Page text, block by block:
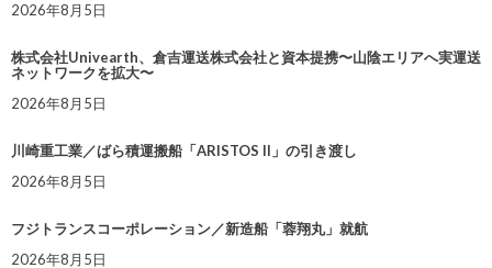
2026年8月5日
株式会社Univearth、倉吉運送株式会社と資本提携〜山陰エリアへ実運送
ネットワークを拡大〜
2026年8月5日
川崎重工業／ばら積運搬船「ARISTOS II」の引き渡し
2026年8月5日
フジトランスコーポレーション／新造船「蓉翔丸」就航
2026年8月5日